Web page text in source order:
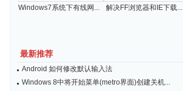
Windows7系统下有线网... 解决FF浏览器和IE下载...
最新推荐
Android 如何修改默认输入法
Windows 8中将开始菜单(metro界面)创建关机...